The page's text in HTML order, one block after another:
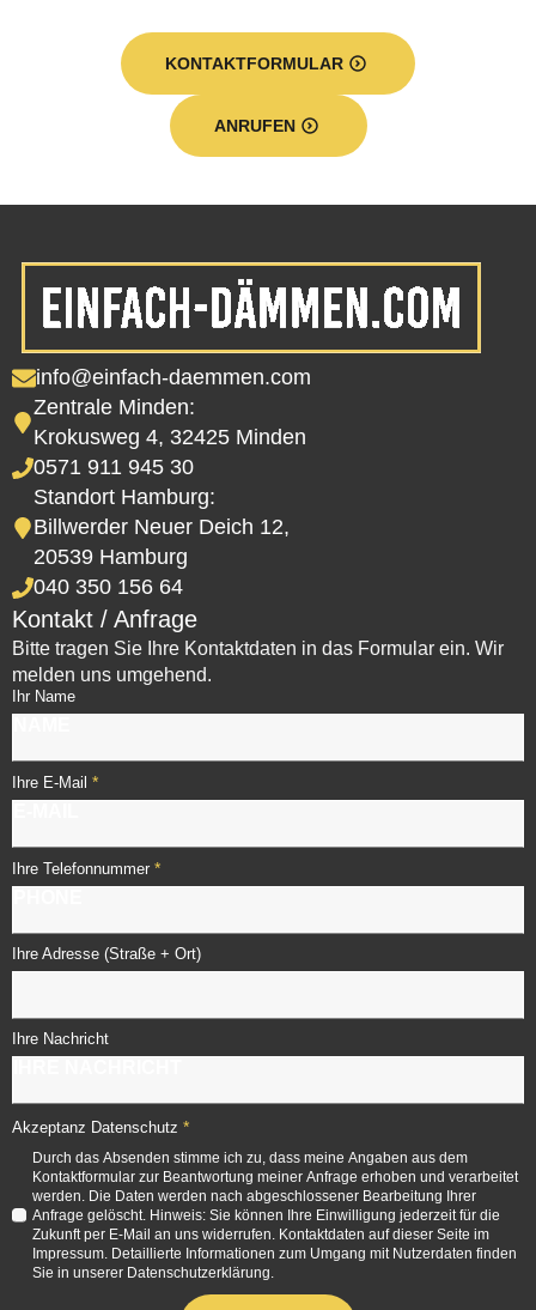
KONTAKTFORMULAR
ANRUFEN
info@einfach-daemmen.com
Zentrale Minden:
Krokusweg 4, 32425 Minden
0571 911 945 30
Standort Hamburg:
Billwerder Neuer Deich 12,
20539 Hamburg
040 350 156 64
Kontakt / Anfrage
Bitte tragen Sie Ihre Kontaktdaten in das Formular ein. Wir
melden uns umgehend.
Ihr Name
Ihre E-Mail *
Ihre Telefonnummer *
Ihre Adresse (Straße + Ort)
Ihre Nachricht
Akzeptanz Datenschutz *
Durch das Absenden stimme ich zu, dass meine Angaben aus dem
Kontaktformular zur Beantwortung meiner Anfrage erhoben und verarbeitet
werden. Die Daten werden nach abgeschlossener Bearbeitung Ihrer
Anfrage gelöscht. Hinweis: Sie können Ihre Einwilligung jederzeit für die
Zukunft per E-Mail an uns widerrufen. Kontaktdaten auf dieser Seite im
Impressum. Detaillierte Informationen zum Umgang mit Nutzerdaten finden
Sie in unserer Datenschutzerklärung.